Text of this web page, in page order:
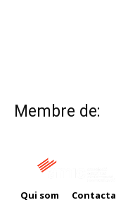
Membre de:
Qui som Contacta